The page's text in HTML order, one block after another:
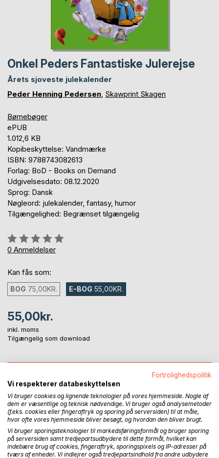
Onkel Peders Fantastiske Julerejse
Årets sjoveste julekalender
Peder Henning Pedersen, Skawprint Skagen
Børnebøger
ePUB
1.012,6 KB
Kopibeskyttelse: Vandmærke
ISBN: 9788743082613
Forlag: BoD - Books on Demand
Udgivelsesdato: 08.12.2020
Sprog: Dansk
Nøgleord: julekalender, fantasy, humor
Tilgængelighed: Begrænset tilgængelig
Anmeldelse::
0%
0 Anmeldelser
Kan fås som:
BOG 75,00KR. E-BOG 55,00KR.
55,00kr.
inkl. moms
Tilgængelig som download
Føj til ønskeliste
Anmeld titel
Fortrolighedspolitik
Vi respekterer databeskyttelsen
Vi bruger cookies og lignende teknologier på vores hjemmeside. Nogle af
dem er væsentlige og teknisk nødvendige. Vi bruger også analysemetoder
(f.eks. cookies eller fingeraftryk og sporing på serversiden) til at måle,
hvor ofte vores hjemmeside bliver besøgt, og hvordan den bliver brugt.
Vi bruger sporingsteknologier til markedsføringsformål og bruger sporing
på serversiden samt tredjepartsudbydere til dette formål, hvilket kan
indebære brug af cookies, fingeraftryk, sporingspixels og IP-adresser på
tværs af enheder. Vi indlejrer også tredjepartsindhold fra andre udbydere